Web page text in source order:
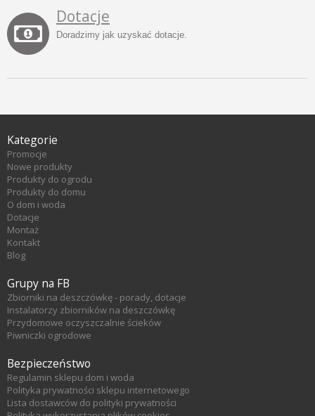
Dotacje
Doradzimy jak uzyskać dotacje.
Kategorie
Promocje
Nowe produkty
Produkty do ogrodu
Produkty do domu
O dom i woda
Dotacje
Montaż
Kontakt
Blog
Grupy na FB
Zbiorniki na deszczówkę - porady, dotacje
Instalatorzy zbiorników na deszczówkę
Przydomowe oczyszczalnie ścieków
Piwniczki ogrodowe
Bezpieczeństwo
Regulamin sklepu dom i woda
Polityka prywatności sklepu internetowego
Lista dostawców do polityki prywatności